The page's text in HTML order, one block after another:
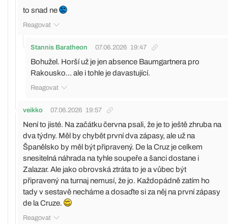
to snad ne
Reagovat
Stannis Baratheon 07.06.2026 19:47
Bohužel. Horší už je jen absence Baumgartnera pro
Rakousko... ale i tohle je davastující.
Reagovat
veikko 07.06.2026 19:57
Není to jisté. Na začátku června psali, že je to ještě zhruba na
dva týdny. Měl by chybět první dva zápasy, ale už na
Španělsko by měl být připravený. De la Cruz je celkem
snesitelná náhrada na tyhle soupeře a šanci dostane i
Zalazar. Ale jako obrovská ztráta to je a vůbec být
připravený na turnaj nemusí, že jo. Každopádně zatím ho
tady v sestavě necháme a dosaďte si za něj na první zápasy
de la Cruze.
Reagovat